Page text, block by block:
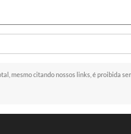
mesmo citando nossos links, é proibida